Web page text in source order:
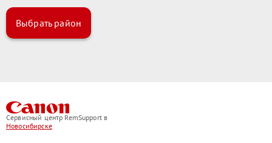
Выбрать район
Сервисный центр RemSupport в
Новосибирске